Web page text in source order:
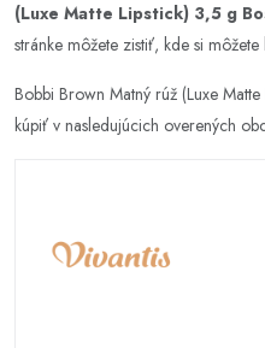
(Luxe Matte Lipstick) 3,5 g
stránke môžete zistiť, kde si
Bobbi Brown Matný rúž (Luxe
kúpiť v nasledujúcich overených